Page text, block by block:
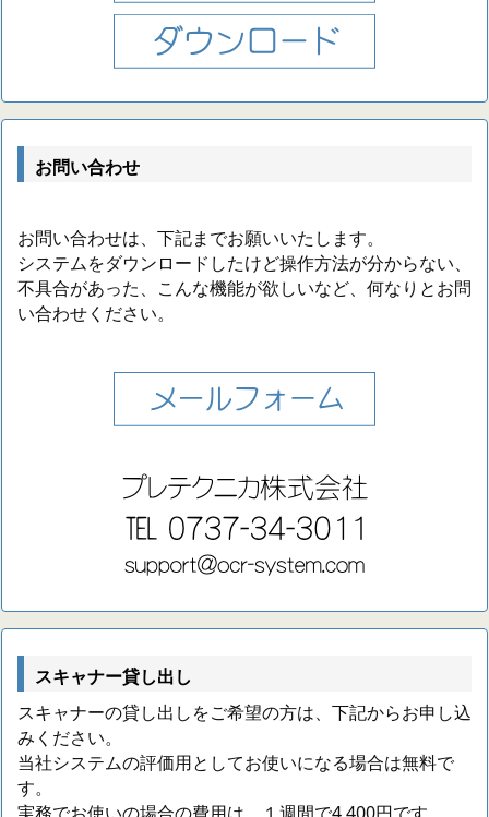
お問い合わせ
お問い合わせは、下記までお願いいたします。
システムをダウンロードしたけど操作方法が分からない、
不具合があった、こんな機能が欲しいなど、何なりとお問
い合わせください。
スキャナー貸し出し
スキャナーの貸し出しをご希望の方は、下記からお申し込
みください。
当社システムの評価用としてお使いになる場合は無料で
す。
実務でお使いの場合の費用は、１週間で4,400円です。